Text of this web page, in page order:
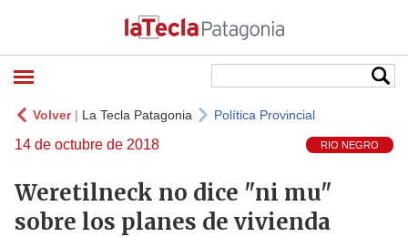
Volver| La Tecla Patagonia Política Provincial
14 de octubre de 2018 RIO NEGRO
Weretilneck no dice "ni mu"
sobre los planes de vivienda